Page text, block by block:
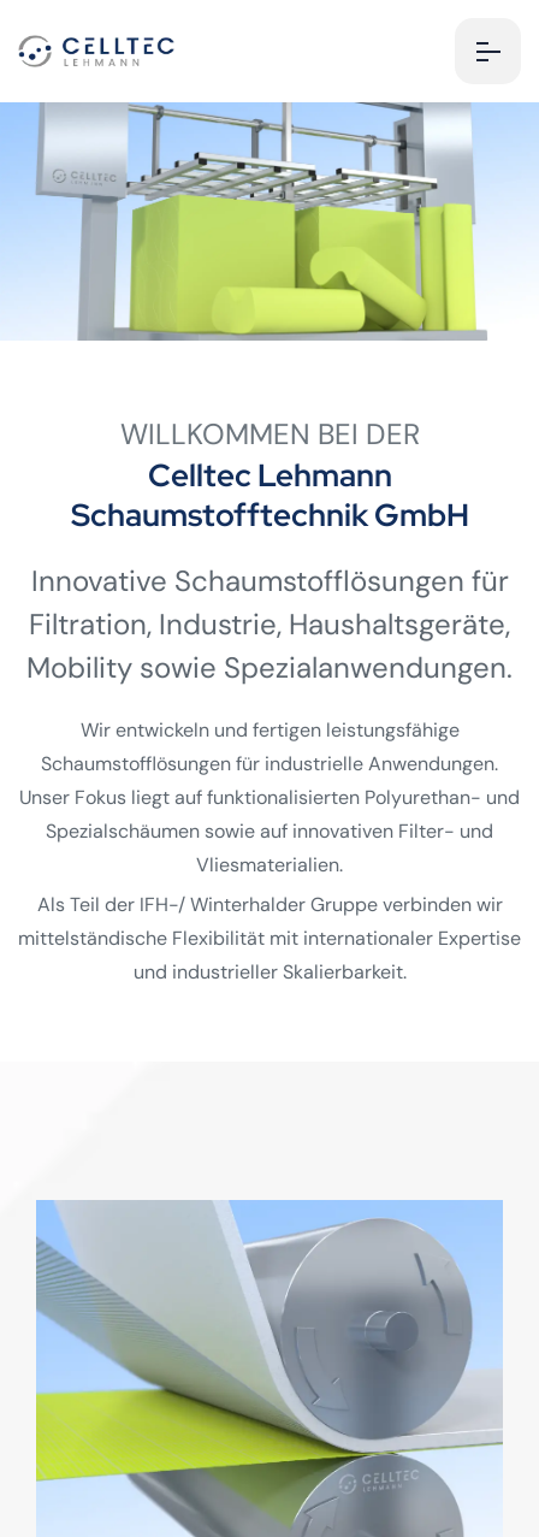
WILLKOMMEN BEI DER
Celltec Lehmann
Schaumstofftechnik GmbH
Innovative Schaumstoff­lösungen für
Filtration, Industrie, Haushalts­geräte,
Mobility sowie Spezial­anwendungen.
Wir entwickeln und fertigen leistungsfähige
Schaumstofflösungen für industrielle Anwendungen.
Unser Fokus liegt auf funktionalisierten Polyurethan- und
Spezialschäumen sowie auf innovativen Filter- und
Vliesmaterialien.
Als Teil der IFH-/ Winterhalder Gruppe verbinden wir
mittelständische Flexibilität mit internationaler Expertise
und industrieller Skalierbarkeit.